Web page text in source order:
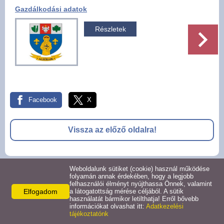
Pályázatok
Választási információk -
Felsőrajk
Alsórajk
Gazdálkodási adatok
Részletek
Facebook X
Vissza az előző oldalra!
© 2026 -
Adatkezelési tájékoztató Oldal információk Impresszum
Elfogadom
Weboldalunk sütiket (cookie) használ működése
folyamán annak érdekében, hogy a legjobb
felhasználói élményt nyújthassa Önnek, valamint
a látogatottság mérése céljából. A sütik
használatát bármikor letilthatja! Erről bővebb
információkat olvashat itt: Adatkezelési
tájékoztatónk